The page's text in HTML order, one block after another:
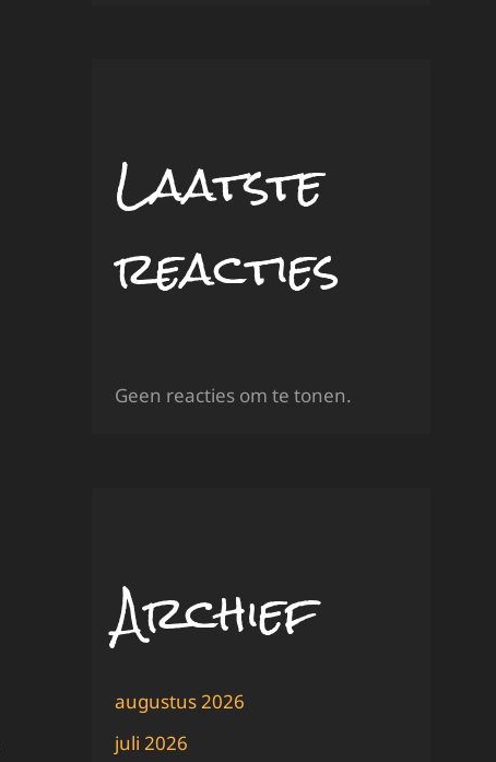
Laatste
reacties
Geen reacties om te tonen.
Archief
augustus 2026
juli 2026